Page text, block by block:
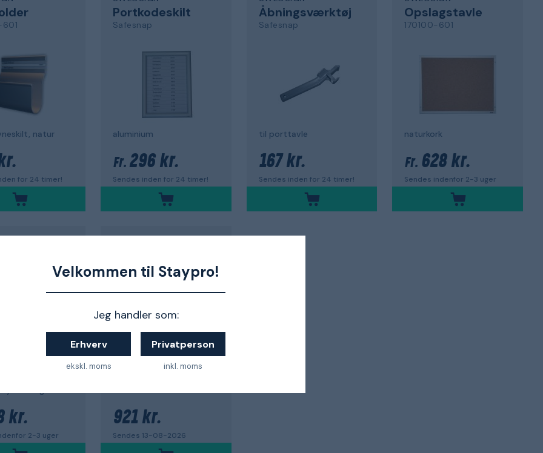
Velkommen til Staypro!
Jeg handler som:
Erhverv
ekskl. moms
Privatperson
inkl. moms
natur
for 24 timer!
Portkodeskilt
Safesnap
aluminium
Fr. 296 kr.
Sendes inden for 24 timer!
Åbningsværktøj
Safesnap
til porttavle
167 kr.
Sendes inden for 24 timer!
Opslagstavle
170100-601
naturkork
Fr. 628 kr.
Sendes indenfor 2-3 uger
kr.
2-3 uger
Opslagstavle
921 kr.
Sendes 13-08-2026